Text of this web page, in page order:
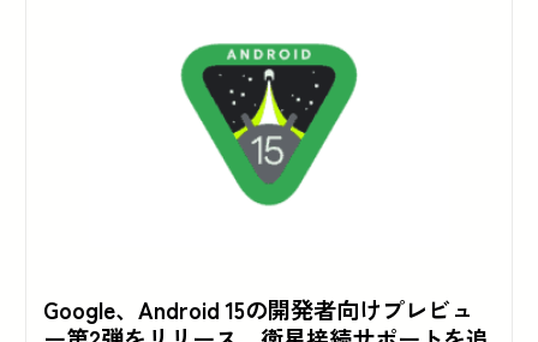
Google、Android 15の開発者向けプレビュ